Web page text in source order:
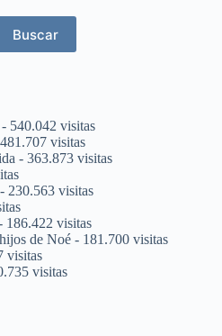
Buscar
- 540.042 visitas
visitas
- 363.873 visitas
- 230.563 visitas
186.422 visitas
de Noé - 181.700 visitas
visitas
visitas